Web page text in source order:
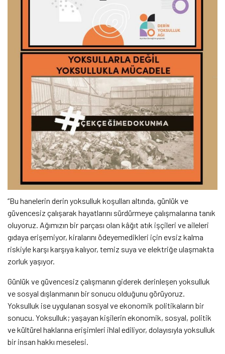
“Bu hanelerin derin yoksulluk koşulları altında, günlük ve
güvencesiz çalışarak hayatlarını sürdürmeye çalışmalarına tanık
oluyoruz. Ağımızın bir parçası olan kâğıt atık işçileri ve aileleri
gıdaya erişemiyor, kiralarını ödeyemedikleri için evsiz kalma
riskiyle karşı karşıya kalıyor, temiz suya ve elektriğe ulaşmakta
zorluk yaşıyor.
Günlük ve güvencesiz çalışmanın giderek derinleşen yoksulluk
ve sosyal dışlanmanın bir sonucu olduğunu görüyoruz.
Yoksulluk ise uygulanan sosyal ve ekonomik politikaların bir
sonucu. Yoksulluk; yaşayan kişilerin ekonomik, sosyal, politik
ve kültürel haklarına erişimleri ihlal ediliyor, dolayısıyla yoksulluk
bir insan hakkı meselesi.